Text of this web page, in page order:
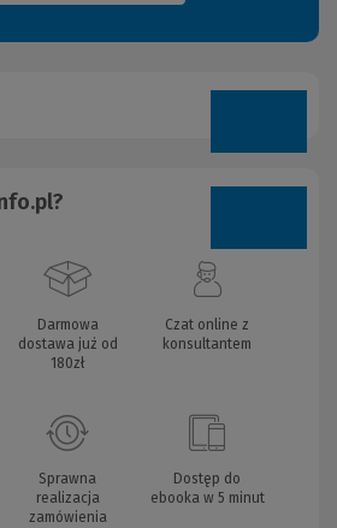
Darmowa
dostawa już od
180zł
Czat online z
konsultantem
Sprawna
realizacja
zamówienia
Dostęp do
ebooka w 5 minut